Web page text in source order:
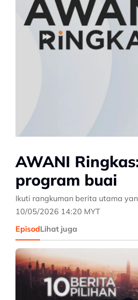
AWANI
program buai
Ikuti rangkuman berita utama
10/05/2026 14:20 MYT
EpisodLihat juga